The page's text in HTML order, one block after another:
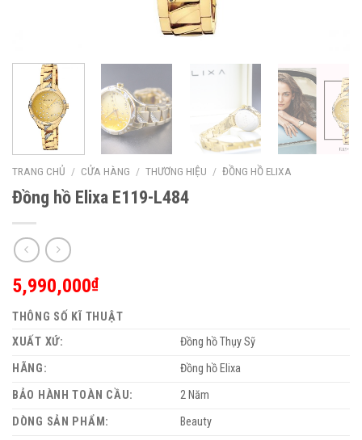
TRANG CHỦ / CỬA HÀNG / THƯƠNG HIỆU / ĐỒNG HỒ ELIXA
Đồng hồ Elixa E119-L484
5,990,000₫
THÔNG SỐ KĨ THUẬT
XUẤT XỨ:
Đồng hồ Thụy Sỹ
HÃNG:
Đồng hồ Elixa
BẢO HÀNH TOÀN CẦU:
2 Năm
DÒNG SẢN PHẨM:
Beauty